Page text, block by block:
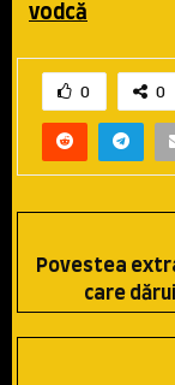
vodcă
0 0
Povestea
care